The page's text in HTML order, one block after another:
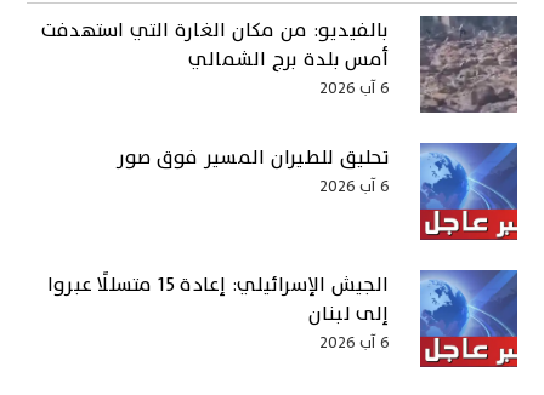
بالفيديو: من مكان الغارة التي استهدفت
أمس بلدة برج الشمالي
6 آب 2026
تحليق للطيران المسير فوق صور
6 آب 2026
الجيش الإسرائيلي: إعادة 15 متسللًا عبروا
إلى لبنان
6 آب 2026